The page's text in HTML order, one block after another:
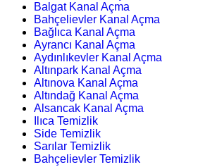
Balgat Kanal Açma
Bahçelievler Kanal Açma
Bağlıca Kanal Açma
Ayrancı Kanal Açma
Aydınlıkevler Kanal Açma
Altınpark Kanal Açma
Altınova Kanal Açma
Altındağ Kanal Açma
Alsancak Kanal Açma
Ilıca Temizlik
Side Temizlik
Sarılar Temizlik
Bahçelievler Temizlik